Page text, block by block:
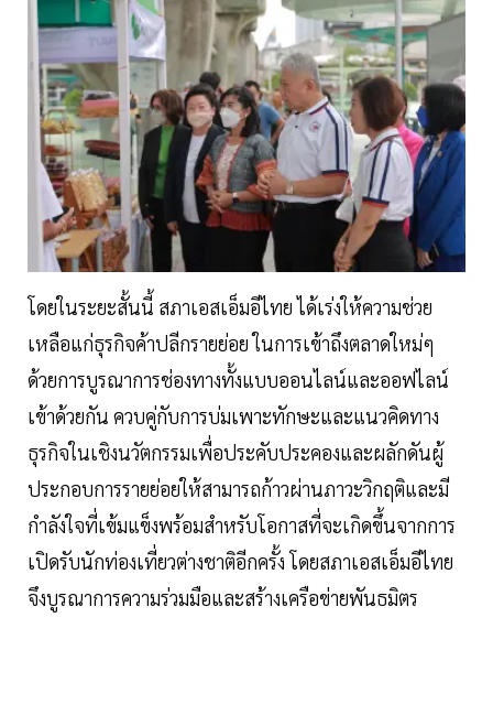
โดยในระยะสั้นนี้ สภาเอสเอ็มอีไทย ได้เร่งให้ความช่วย
เหลือแก่ธุรกิจค้าปลีกรายย่อย ในการเข้าถึงตลาดใหม่ๆ
ด้วยการบูรณาการช่องทางทั้งแบบออนไลน์และออฟไลน์
เข้าด้วยกัน ควบคู่กับการบ่มเพาะทักษะและแนวคิดทาง
ธุรกิจในเชิงนวัตกรรมเพื่อประคับประคองและผลักดันผู้
ประกอบการรายย่อยให้สามารถก้าวผ่านภาวะวิกฤติและมี
กำลังใจที่เข้มแข็งพร้อมสำหรับโอกาสที่จะเกิดขึ้นจากการ
เปิดรับนักท่องเที่ยวต่างชาติอีกครั้ง โดยสภาเอสเอ็มอีไทย
จึงบูรณาการความร่วมมือและสร้างเครือข่ายพันธมิตร